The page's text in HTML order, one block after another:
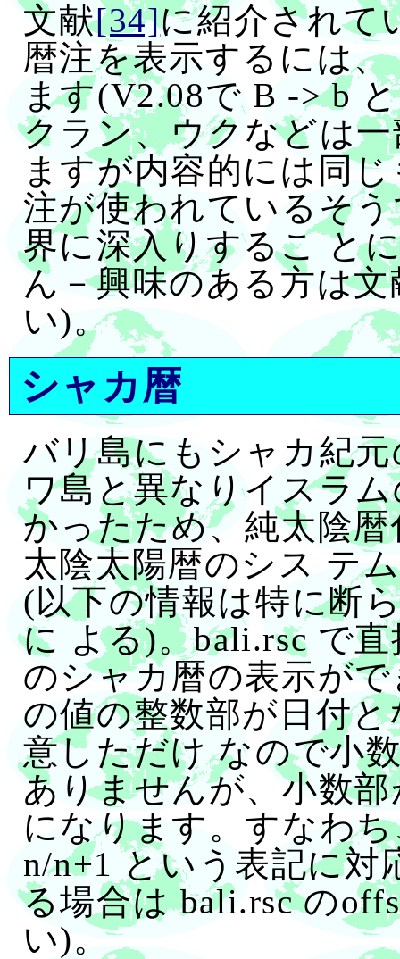
文献[34]に紹介されて
暦注を表示するには
ます(V2.08で B -> b
クラン、ウクなどは
ますが内容的には同
注が使われているそ
界に深入りするこ と
ん－興味のある方は文
い)。
シャカ暦
バリ島にもシャカ紀
ワ島と異なりイスラ
かったため、純太陰
太陰太陽暦のシス テ
(以下の情報は特に断
に よる)。bali.rsc で
のシャカ暦の表示が
の値の整数部が日付
意しただけ なので小
ありませんが、小数
になります。すなわ
n/n+1 という表記に対
る場合は bali.rsc の
い)。